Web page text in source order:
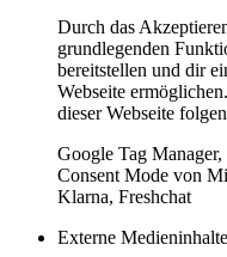
Durch das
grundlegenden
bereitstellen und dir
Webseite
dieser Webseite
Google Tag
Consent Mode von
Klarna, Freshchat
Externe Medieninhalte